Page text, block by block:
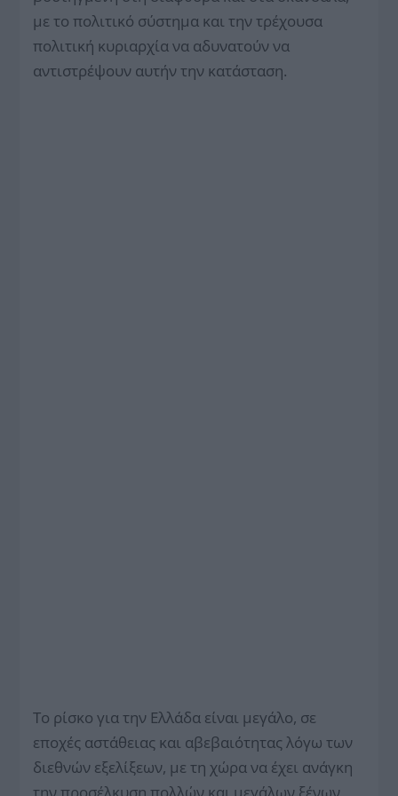
με το πολιτικό σύστημα και την τρέχουσα
πολιτική κυριαρχία να αδυνατούν να
αντιστρέψουν αυτήν την κατάσταση.
Το ρίσκο για την Ελλάδα είναι μεγάλο, σε
εποχές αστάθειας και αβεβαιότητας λόγω των
διεθνών εξελίξεων, με τη χώρα να έχει ανάγκη
την προσέλκυση πολλών και μεγάλων ξένων